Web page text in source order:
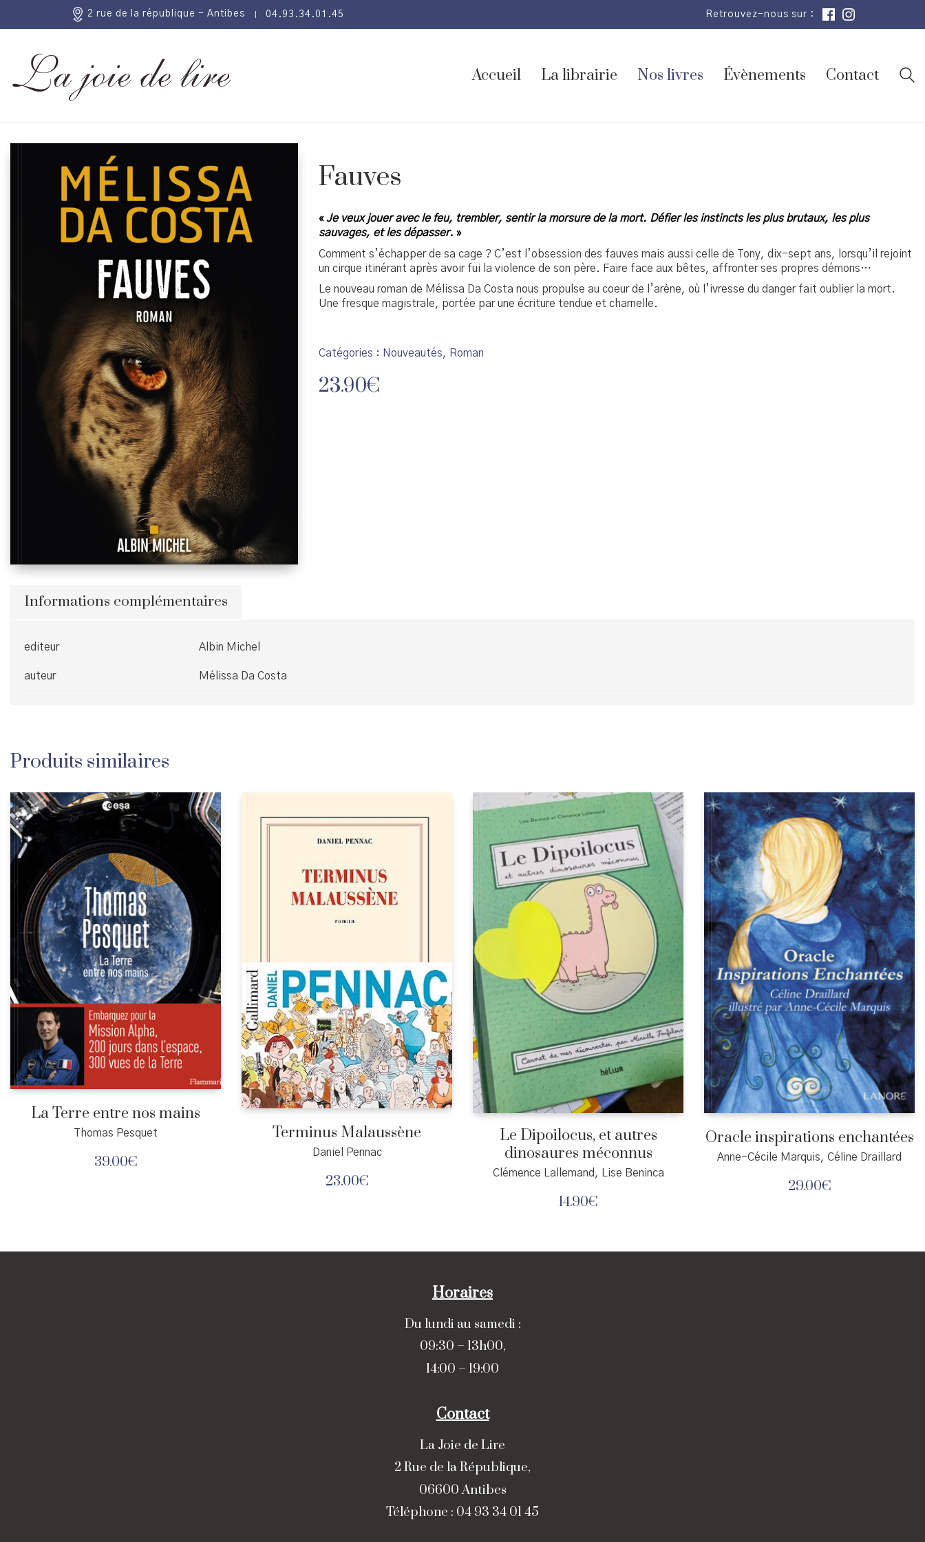
2 rue de la république - Antibes 04.93.34.01.45 Retrouvez-nous sur :
Accueil La librairie Nos livres Évènements Contact
Fauves
«Je veux jouer avec le feu, trembler, sentir la morsure de la mort. Défier les instincts les plus brutaux, les plus
sauvages, et les dépasser. »
Comment s’échapper de sa cage ? C’est l’obsession des fauves mais aussi celle de Tony, dix-sept ans, lorsqu’il rejoint
un cirque itinérant après avoir fui la violence de son père. Faire face aux bêtes, affronter ses propres démons…
Le nouveau roman de Mélissa Da Costa nous propulse au coeur de l’arène, où l’ivresse du danger fait oublier la mort.
Une fresque magistrale, portée par une écriture tendue et charnelle.
Catégories : Nouveautés, Roman
23.90€
Informations complémentaires
editeur Albin Michel
auteur Mélissa Da Costa
Produits similaires
La Terre entre nos mains
Thomas Pesquet
39.00€
Terminus Malaussène
Daniel Pennac
23.00€
Le Dipoilocus, et autres
dinosaures méconnus
Clémence Lallemand, Lise Beninca
14.90€
Oracle inspirations enchantées
Anne-Cécile Marquis, Céline Draillard
29.00€
Horaires
Du lundi au samedi :
09:30 – 13h00,
14:00 – 19:00
Contact
La Joie de Lire
2 Rue de la République,
06600 Antibes
Téléphone : 04 93 34 01 45